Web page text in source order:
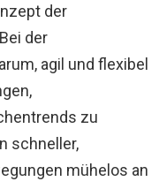
der
der
agil und flexibel
zu
schneller,
mühelos an